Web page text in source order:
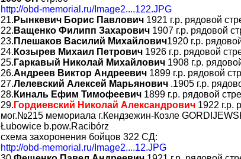
http://obd-memorial.ru/Image2....122.JPG
21. Рынкевич Борис Павлович 1921 г.р. рядовой
22. Ващенко Филипп Захарович 1907 г.р. рядовой
23. Плешаков Василий Михайлович1920 г.р.
24. Козырев Михаил Петрович 1926 г.р. рядовой
25. Гаркавый Николай Михайлович 1908 г.р.
26.Андреев Виктор Андреевич 1899 г.р. рядовой
27.Лелевский Алексей Марьянович .1905 г.р.
28. Киналь Ефим Тимофеевич 1899 г.р. рядовой
29. Гордиевский Николай Александрович 1922 г.р.
мог.№215 мемориала г.Кендзежин-Козле
Łubowice b.pow.Racibórz
схема захоронения бойцов 322 СД:
http://obd-memorial.ru/Image2....12.JPG